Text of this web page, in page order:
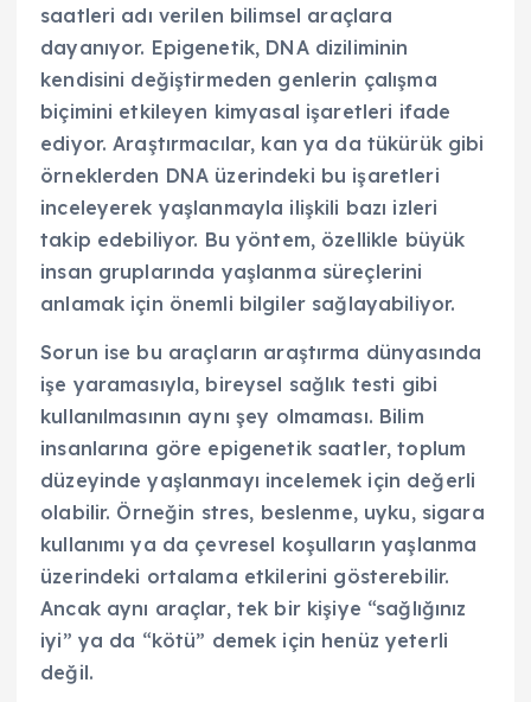
saatleri adı verilen bilimsel araçlara
dayanıyor. Epigenetik, DNA diziliminin
kendisini değiştirmeden genlerin çalışma
biçimini etkileyen kimyasal işaretleri ifade
ediyor. Araştırmacılar, kan ya da tükürük gibi
örneklerden DNA üzerindeki bu işaretleri
inceleyerek yaşlanmayla ilişkili bazı izleri
takip edebiliyor. Bu yöntem, özellikle büyük
insan gruplarında yaşlanma süreçlerini
anlamak için önemli bilgiler sağlayabiliyor.
Sorun ise bu araçların araştırma dünyasında
işe yaramasıyla, bireysel sağlık testi gibi
kullanılmasının aynı şey olmaması. Bilim
insanlarına göre epigenetik saatler, toplum
düzeyinde yaşlanmayı incelemek için değerli
olabilir. Örneğin stres, beslenme, uyku, sigara
kullanımı ya da çevresel koşulların yaşlanma
üzerindeki ortalama etkilerini gösterebilir.
Ancak aynı araçlar, tek bir kişiye “sağlığınız
iyi” ya da “kötü” demek için henüz yeterli
değil.